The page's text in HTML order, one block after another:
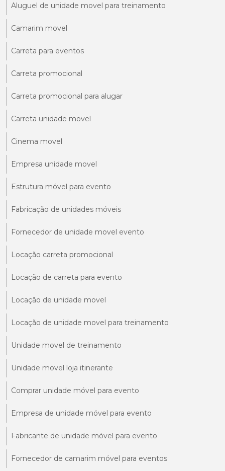
Aluguel de unidade movel para treinamento
Camarim movel
Carreta para eventos
Carreta promocional
Carreta promocional para alugar
Carreta unidade movel
Cinema movel
Empresa unidade movel
Estrutura móvel para evento
Fabricação de unidades móveis
Fornecedor de unidade movel evento
Locação carreta promocional
Locação de carreta para evento
Locação de unidade movel
Locação de unidade movel para treinamento
Unidade movel de treinamento
Unidade movel loja itinerante
Comprar unidade móvel para evento
Empresa de unidade móvel para evento
Fabricante de unidade móvel para evento
Fornecedor de camarim móvel para eventos